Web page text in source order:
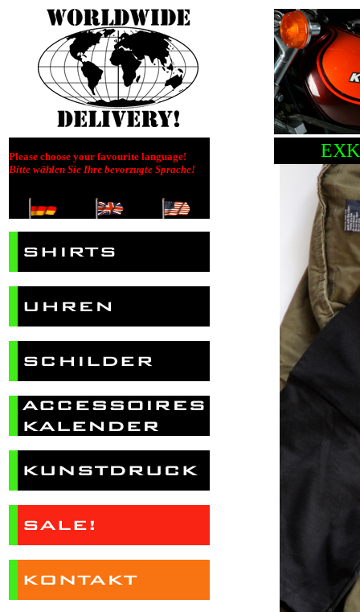
Please choose your favourite language!
Bitte wählen Sie Ihre bevorzugte Sprache!